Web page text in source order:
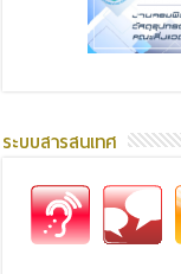
ระบบสารสนเทศ